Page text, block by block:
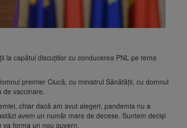
la capătul discuțiilor cu conducerea PNL pe tema
premier Ciucă, cu ministrul Sănătății, cu domnul
de vaccinare.
chiar dacă am avut alegeri, pandemia nu a
avem un număr mare de decese. Suntem deciși
va forma un nou guvern.